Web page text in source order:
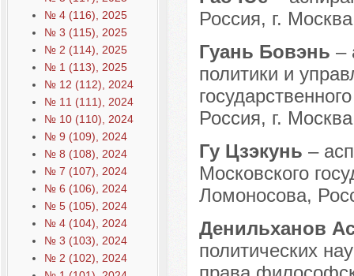
№ 4 (116), 2025
№ 3 (115), 2025
№ 2 (114), 2025
№ 1 (113), 2025
№ 12 (112), 2024
№ 11 (111), 2024
№ 10 (110), 2024
№ 9 (109), 2024
№ 8 (108), 2024
№ 7 (107), 2024
№ 6 (106), 2024
№ 5 (105), 2024
№ 4 (104), 2024
№ 3 (103), 2024
№ 2 (102), 2024
Россия, г.
Гуань Бовэнь –
политики и
Россия, г.
Гу Цзэкунь –
Московского
Ломоносова,
Денильханов
политических